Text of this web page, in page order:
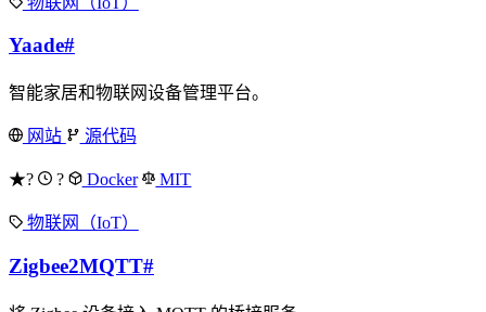
Yaade#
智能家居和物联网设备管理平台。
网站 源代码
★? ? Docker MIT
物联网（IoT）
Zigbee2MQTT#